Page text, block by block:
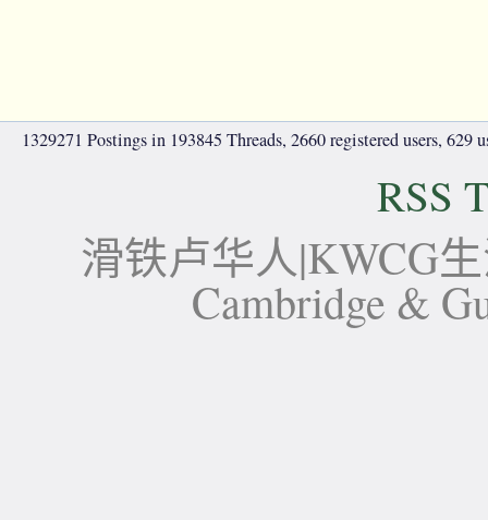
1329271 Postings in 193845 Threads, 2660 registered users, 629
RSS
滑铁卢华人|KWCG
Cambridge &